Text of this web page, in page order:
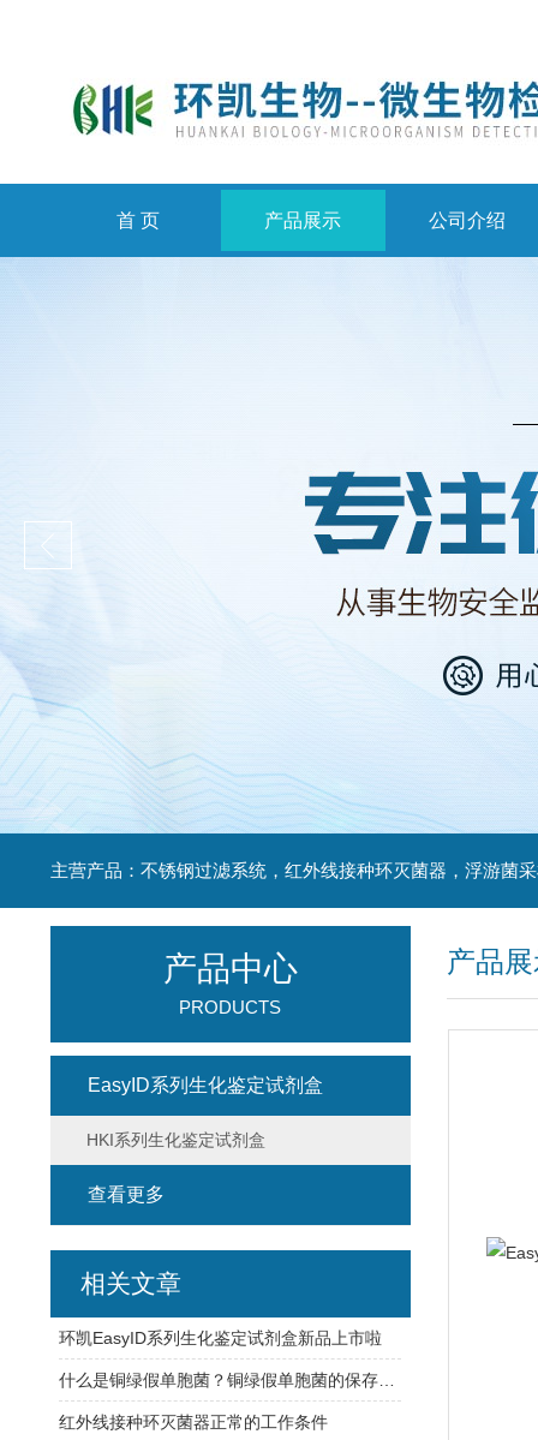
首 页 产品展示 公司介绍
产品
产品中心
PRODUCTS
EasyID系列生化鉴定试剂盒
HKI系列生化鉴定试剂盒
查看更多
相关文章
环凯EasyID系列生化鉴定试剂盒新品上市啦
红外线接种环灭菌器正常的工作条件